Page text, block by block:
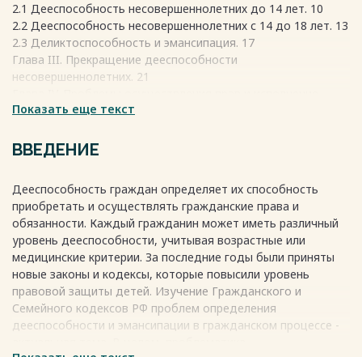
2.1 Дееспособность несовершеннолетних до 14 лет. 10
2.2 Дееспособность несовершеннолетних с 14 до 18 лет. 13
2.3 Деликтоспособность и эмансипация. 17
Глава III. Прекращение дееспособности
несовершеннолетних. 21
обязанностей несовершеннолетних. 24
несовершеннолетних. 24
4.2 Ограничение или лишение несовершеннолетних от 14 до
Заключение. 34
Список источников и литературы: 37
Весь текст будет доступенпосле покупки
Показать еще текст
ВВЕДЕНИЕ
Дееспособность граждан определяет их способность
приобретать и осуществлять гражданские права и
обязанности. Каждый гражданин может иметь различный
уровень дееспособности, учитывая возрастные или
медицинские критерии. За последние годы были приняты
новые законы и кодексы, которые повысили уровень
правовой защиты детей. Изучение Гражданского и
Семейного кодексов РФ проблем определения
дееспособности и эмансипации в гражданском процессе -